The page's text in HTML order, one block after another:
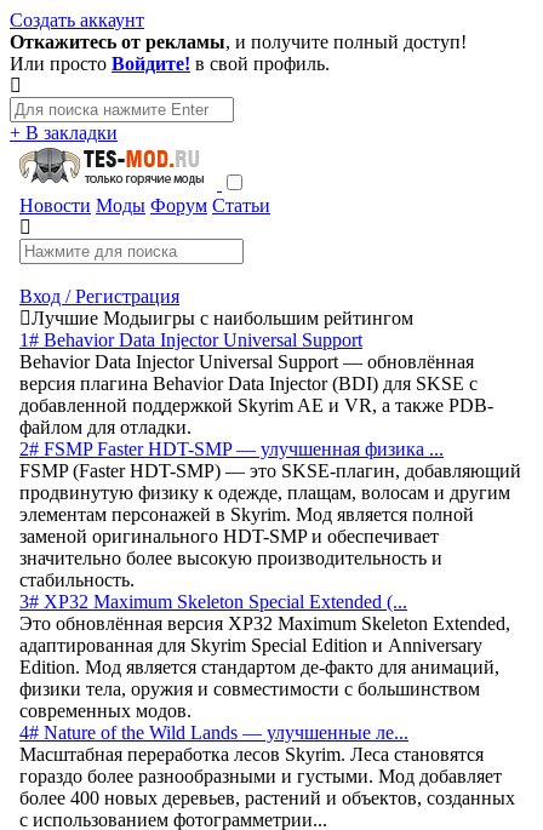
Создать аккаунт
Откажитесь от рекламы, и получите полный доступ!
Или просто Войдите! в свой профиль.
+ В закладки
Новости Моды Форум Статьи
Вход / Регистрация
Лучшие Модыигры с наибольшим рейтингом
1# Behavior Data Injector Universal Support
Behavior Data Injector Universal Support — обновлённая
версия плагина Behavior Data Injector (BDI) для SKSE с
добавленной поддержкой Skyrim AE и VR, а также PDB-
файлом для отладки.
2# FSMP Faster HDT-SMP — улучшенная физика ...
FSMP (Faster HDT-SMP) — это SKSE-плагин, добавляющий
продвинутую физику к одежде, плащам, волосам и другим
элементам персонажей в Skyrim. Мод является полной
заменой оригинального HDT-SMP и обеспечивает
значительно более высокую производительность и
стабильность.
3# XP32 Maximum Skeleton Special Extended (...
Это обновлённая версия XP32 Maximum Skeleton Extended,
адаптированная для Skyrim Special Edition и Anniversary
Edition. Мод является стандартом де-факто для анимаций,
физики тела, оружия и совместимости с большинством
современных модов.
4# Nature of the Wild Lands — улучшенные ле...
Масштабная переработка лесов Skyrim. Леса становятся
гораздо более разнообразными и густыми. Мод добавляет
более 400 новых деревьев, растений и объектов, созданных
с использованием фотограмметрии...